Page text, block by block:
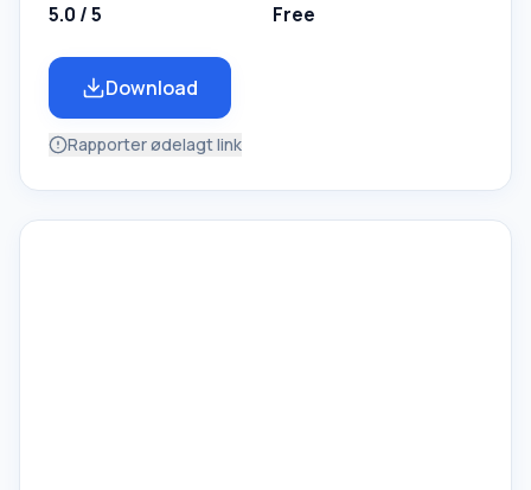
5.0 / 5 Free
Download
Rapporter ødelagt link